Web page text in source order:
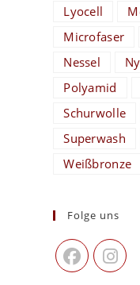
Lyocell
Microfaser
Nessel
Polyamid
Schurwolle
Superwash
Weißbronze
Folge uns